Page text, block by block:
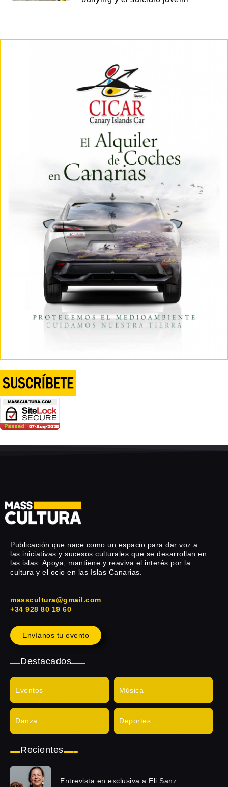
Publicación que nace como un espacio para dar voz a
las iniciativas y sucesos culturales que se desarrollan en
las islas. Apoya, mantiene y reaviva el interés por la
cultura y el ocio en las Islas Canarias.
masscultura@gmail.com
+34 928 80 19 60
Envíanos tu evento
Destacados
Eventos Música
Danza Deportes
Recientes
Entrevista en exclusiva a Eli Sanz